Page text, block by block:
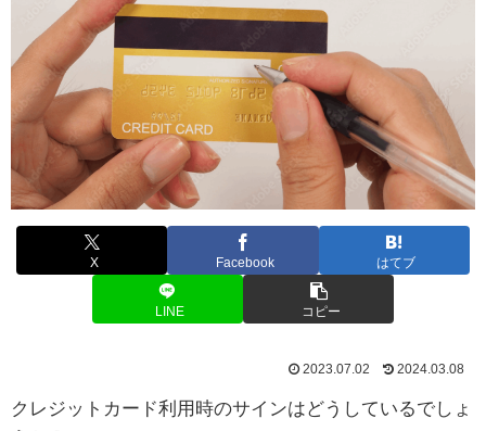
X Facebook はてブ
LINE コピー
2023.07.02 2024.03.08
クレジットカード利用時のサインはどうしているでしょ